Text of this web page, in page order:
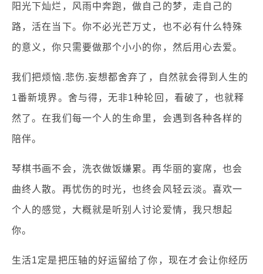
阳光下灿烂，风雨中奔跑，做自己的梦，走自己的
路，活在当下。你不必光芒万丈，也不必有什么特殊
的意义，你只需要做那个小小的你，然后用心去爱。
我们把烦恼.悲伤.妄想都舍弃了，自然就会得到人生的
1番新境界。舍与得，无非1种轮回，看破了，也就释
然了。在我们每一个人的生命里，会遇到各种各样的
陪伴。
琴棋书画不会，洗衣做饭嫌累。再华丽的宴席，也会
曲终人散。再忧伤的时光，也终会风轻云淡。喜欢一
个人的感觉，大概就是听别人讨论爱情，我只想起
你。
生活1定是把压轴的好运留给了你，现在才会让你经历